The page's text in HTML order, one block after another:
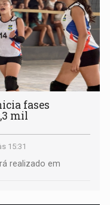
fases
mil
15:31
realizado em